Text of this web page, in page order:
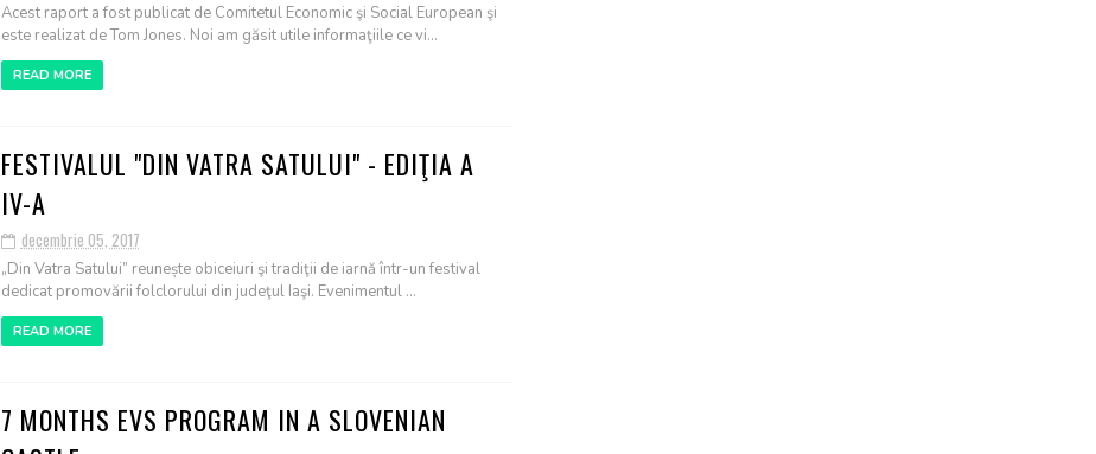
Acest raport a fost publicat de Comitetul Economic şi Social European şi
este realizat de Tom Jones. Noi am găsit utile informaţiile ce vi...
READ MORE
FESTIVALUL "DIN VATRA SATULUI" - EDIŢIA A
IV-A
decembrie 05, 2017
„Din Vatra Satului” reunește obiceiuri şi tradiţii de iarnă într-un festival
dedicat promovării folclorului din judeţul Iaşi. Evenimentul ...
READ MORE
7 MONTHS EVS PROGRAM IN A SLOVENIAN